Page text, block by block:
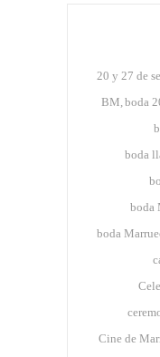
20 y 27 de
BM boda
boda
boda
boda
Cine de